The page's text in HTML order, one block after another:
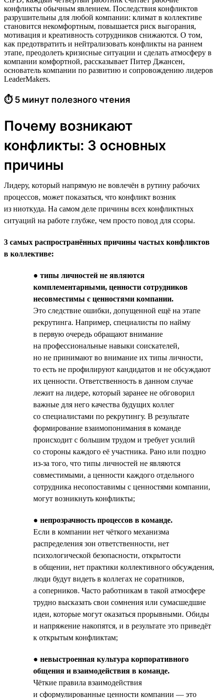
конфликты обычным явлением. Последствия конфликтов
разрушительны для любой компании: климат в коллективе
становится некомфортным, повышается риск выгорания,
мотивация и креативность сотрудников снижаются. О том,
как предотвратить и нейтрализовать конфликты на раннем
этапе, преодолеть кризисные ситуации и сделать атмосферу в
компании комфортной, рассказывает Питер Джансен,
основатель компании по развитию и сопровождению лидеров
LeaderMakers.
⏱ 5 минут полезного чтения
Почему возникают
конфликты: 3 основных
причины
Лидеру, который напрямую не вовлечён в рутину рабочих
процессов, может показаться, что конфликт возник
из ниоткуда. На самом деле причины всех конфликтных
ситуаций на работе глубже, чем просто повод для ссоры.
3 самых распространённых причины частых конфликтов
в коллективе:
● типы личностей не являются
комплементарными, ценности сотрудников
несовместимы с ценностями компании.
Это следствие ошибки, допущенной ещё на этапе
рекрутинга. Например, специалисты по найму
в первую очередь обращают внимание
на профессиональные навыки соискателей,
но не принимают во внимание их типы личности,
то есть не профилируют кандидатов и не обсуждают
их ценности. Ответственность в данном случае
лежит на лидере, который заранее не обговорил
важные для него качества будущих коллег
со специалистами по рекрутингу. В результате
формирование взаимопонимания в команде
происходит с большим трудом и требует усилий
со стороны каждого её участника. Рано или поздно
из-за того, что типы личностей не являются
совместимыми, а ценности каждого отдельного
сотрудника несопоставимы с ценностями компании,
могут возникнуть конфликты;
● непрозрачность процессов в команде.
Если в компании нет чёткого механизма
распределения зон ответственности, нет
психологической безопасности, открытости
в общении, нет практики коллективного обсуждения,
люди будут видеть в коллегах не соратников,
а соперников. Часто работникам в такой атмосфере
трудно высказать свои сомнения или сумасшедшие
идеи, которые могут оказаться прорывными. Обиды
и напряжение накопятся, и в результате это приведёт
к открытым конфликтам;
● невыстроенная культура корпоративного
общения и взаимодействия в команде.
Чёткие правила взаимодействия
и сформулированные ценности компании — это